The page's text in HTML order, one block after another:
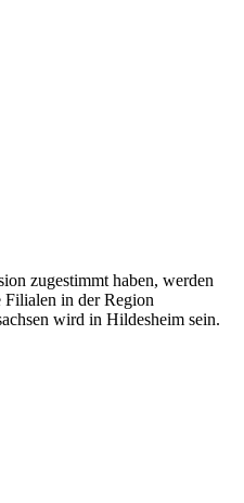
zugestimmt haben, werden
Filialen in der Region
wird in Hildesheim sein.